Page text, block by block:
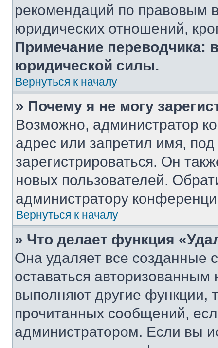
рекомендаций по правовым
юридических отношений,
Примечание переводчика:
юридической силы.
Вернуться к началу
» Почему я не могу
Возможно, администратор
адрес или запретил имя,
зарегистрироваться. Он
новых пользователей.
администратору
Вернуться к началу
» Что делает функция
Она удаляет все созданные
оставаться
выполняют другие функции,
прочитанных сообщений,
администратором. Если вы